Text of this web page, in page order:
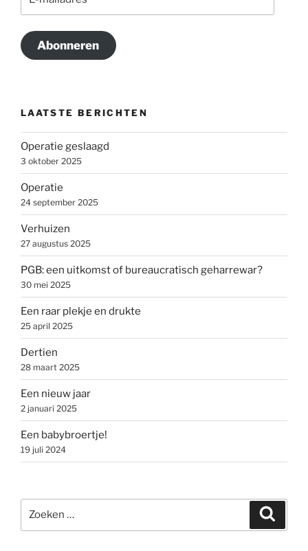
mailadres
Abonneren
LAATSTE BERICHTEN
Operatie geslaagd
3 oktober 2025
Operatie
24 september 2025
Verhuizen
27 augustus 2025
PGB: een uitkomst of bureaucratisch geharrewar?
30 mei 2025
Een raar plekje en drukte
25 april 2025
Dertien
28 maart 2025
Een nieuw jaar
2 januari 2025
Een babybroertje!
19 juli 2024
naar: